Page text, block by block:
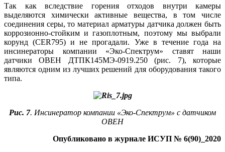
Так как вследствие горения отходов внутри камеры
выделяются химически активные вещества, в том числе
соединения серы, то материал арматуры датчика должен быть
коррозионно-стойким и газоплотным, поэтому мы выбрали
корунд (CER795) и не прогадали. Уже в течение года на
инсинераторы компании «Эко-Спектрум» ставят наши
датчики ОВЕН ДТПК145МЭ‑0919.250 (рис. 7), которые
являются одним из лучших решений для оборудования такого
типа.
Рис. 7. Инсинератор компании «Эко-Спектрум» с датчиком
ОВЕН
Опубликовано в журнале ИСУП № 6(90)_2020